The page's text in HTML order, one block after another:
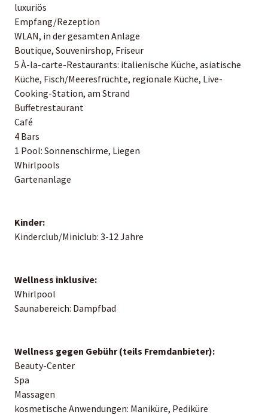
luxuriös
Empfang/Rezeption
WLAN, in der gesamten Anlage
Boutique, Souvenirshop, Friseur
5 À-la-carte-Restaurants: italienische Küche, asiatische
Küche, Fisch/Meeresfrüchte, regionale Küche, Live-
Cooking-Station, am Strand
Buffetrestaurant
Café
4 Bars
1 Pool: Sonnenschirme, Liegen
Whirlpools
Gartenanlage
Kinder:
Kinderclub/Miniclub: 3-12 Jahre
Wellness inklusive:
Whirlpool
Saunabereich: Dampfbad
Wellness gegen Gebühr (teils Fremdanbieter):
Beauty-Center
Spa
Massagen
kosmetische Anwendungen: Maniküre, Pediküre